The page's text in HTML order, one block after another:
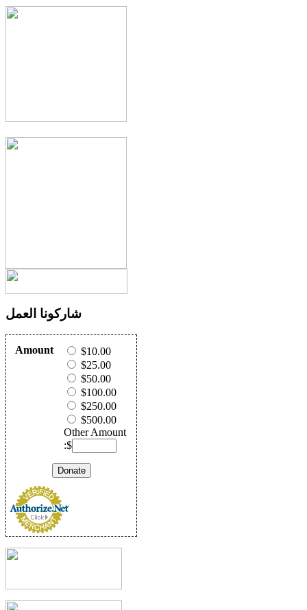
شاركونا العمل
Amount
$10.00
$25.00
$50.00
$100.00
$250.00
$500.00
Other Amount
:$